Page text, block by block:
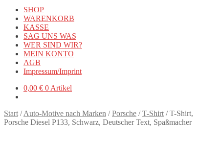
SHOP
WARENKORB
KASSE
SAG UNS WAS
WER SIND WIR?
MEIN KONTO
AGB
Impressum/Imprint
0,00 € 0 Artikel
Start /Auto-Motive nach Marken /Porsche /T-Shirt /T-Shirt,
Porsche Diesel P133, Schwarz, Deutscher Text, Spaßmacher